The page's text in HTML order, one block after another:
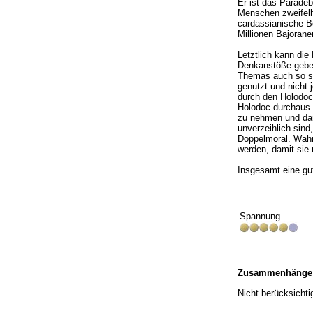
Er ist das
Menschen
cardassianische
Millionen
Letztlich kann die
Denkanstöße
Themas auch so
genutzt und nicht
durch den
Holodoc
zu nehmen und
unverzeihlich
Doppelmoral.
werden, damit sie
Insgesamt eine
Spannung
Zusammenhänge
Nicht